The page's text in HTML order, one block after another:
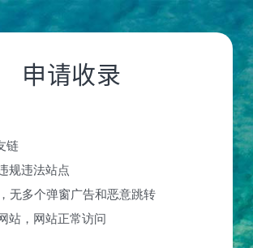
申请收录
链
规违法站点
无多个弹窗广告和恶意跳转
站，网站正常访问